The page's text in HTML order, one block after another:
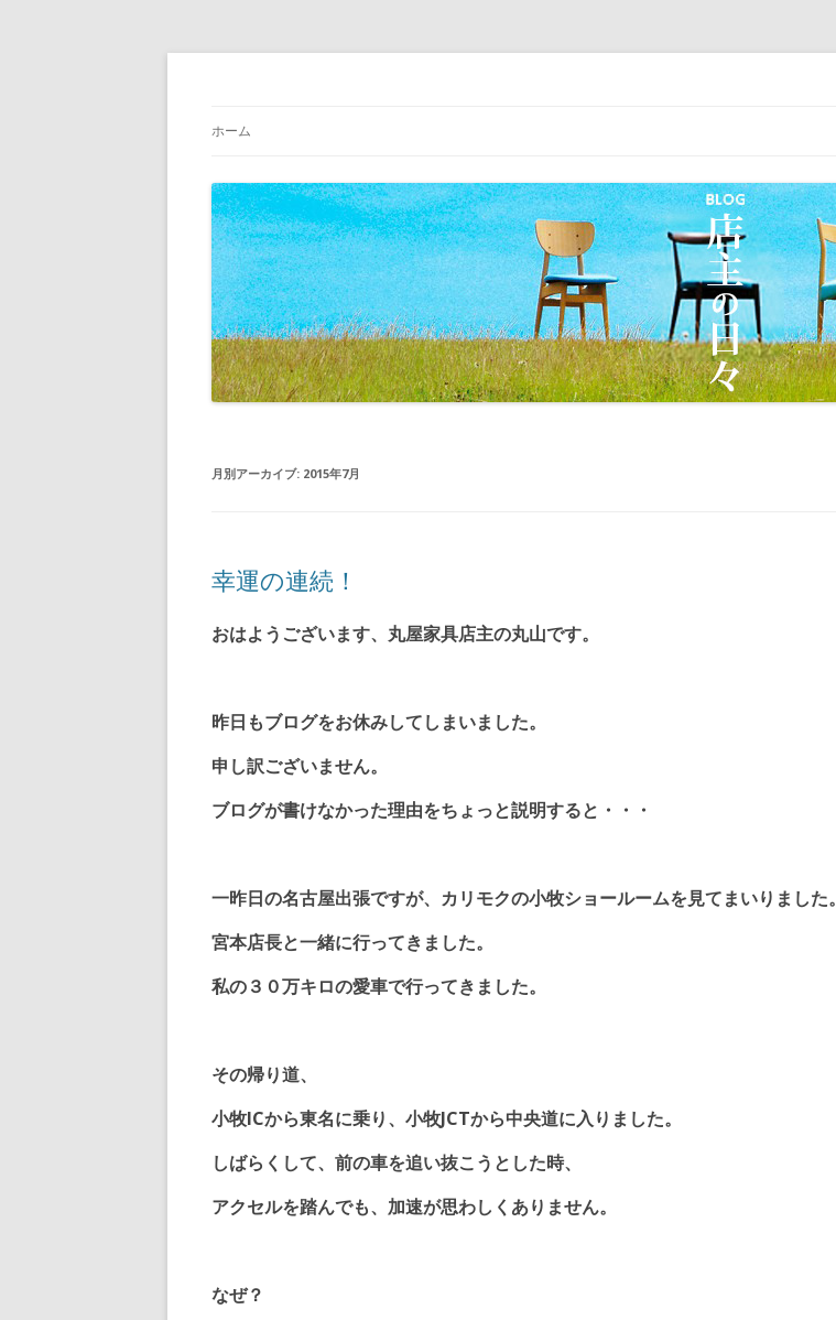
ン
ツ
へ
移
動
ホーム
月別アーカイブ: 2015年7月
幸運の連続！
おはようございます、丸屋家具店主の丸山です。
昨日もブログをお休みしてしまいました。
申し訳ございません。
ブログが書けなかった理由をちょっと説明すると・・・
一昨日の名古屋出張ですが、カリモクの小牧ショールームを見てまいりました。
宮本店長と一緒に行ってきました。
私の３０万キロの愛車で行ってきました。
その帰り道、
小牧ICから東名に乗り、小牧JCTから中央道に入りました。
しばらくして、前の車を追い抜こうとした時、
アクセルを踏んでも、加速が思わしくありません。
なぜ？